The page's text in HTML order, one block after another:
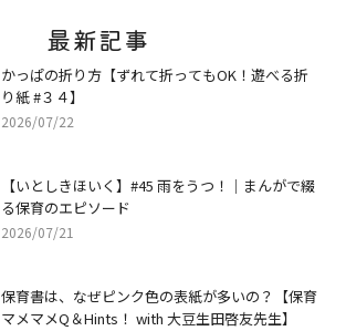
最新記事
かっぱの折り方【ずれて折ってもOK！遊べる折
り紙 #３４】
2026/07/22
【いとしきほいく】#45 雨をうつ！｜まんがで綴
る保育のエピソード
2026/07/21
保育書は、なぜピンク色の表紙が多いの？【保育
マメマメQ＆Hints！ with 大豆生田啓友先生】